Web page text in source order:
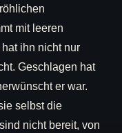
mit leeren
ihn nicht nur
Geschlagen hat
er war.
selbst die
nicht bereit, von